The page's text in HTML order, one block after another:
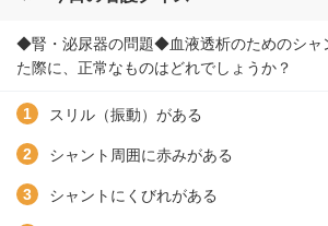
◆腎・泌尿器の問題◆血液透析のためのシャ
た際に、正常なものはどれでしょうか？
スリル（振動）がある
シャント周囲に赤みがある
シャントにくびれがある